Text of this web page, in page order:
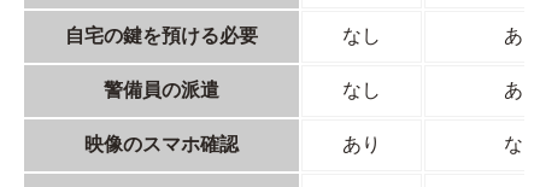
自宅の鍵を預ける必要 なし あ
警備員の派遣 なし あ
映像のスマホ確認 あり な